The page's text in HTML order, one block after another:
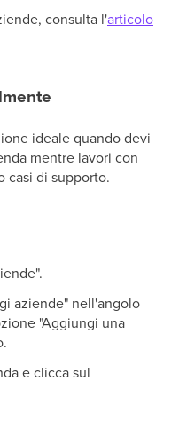
consulta l'articolo
ideale quando devi
mentre lavori con
casi di supporto.
aziende" nell'angolo
"Aggiungi una
e clicca sul